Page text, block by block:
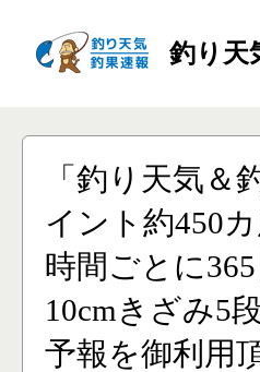
釣り天
「釣り天気＆
イント約450
時間ごとに
10cmきざみ5
予報を御利用